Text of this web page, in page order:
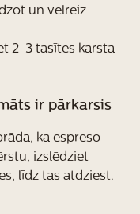
un vēlreiz
2-3 tasītes karsta
ir pārkarsis
ka espreso
izslēdziet
līdz tas atdziest.